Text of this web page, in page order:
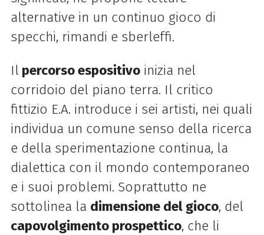
alternative in un continuo gioco di
specchi, rimandi e sberleffi.
Il percorso espositivo inizia nel
corridoio del piano terra. Il critico
fittizio E.A. introduce i sei artisti, nei quali
individua un comune senso della ricerca
e della sperimentazione continua, la
dialettica con il mondo contemporaneo
e i suoi problemi. Soprattutto ne
sottolinea la dimensione del gioco, del
capovolgimento prospettico, che li